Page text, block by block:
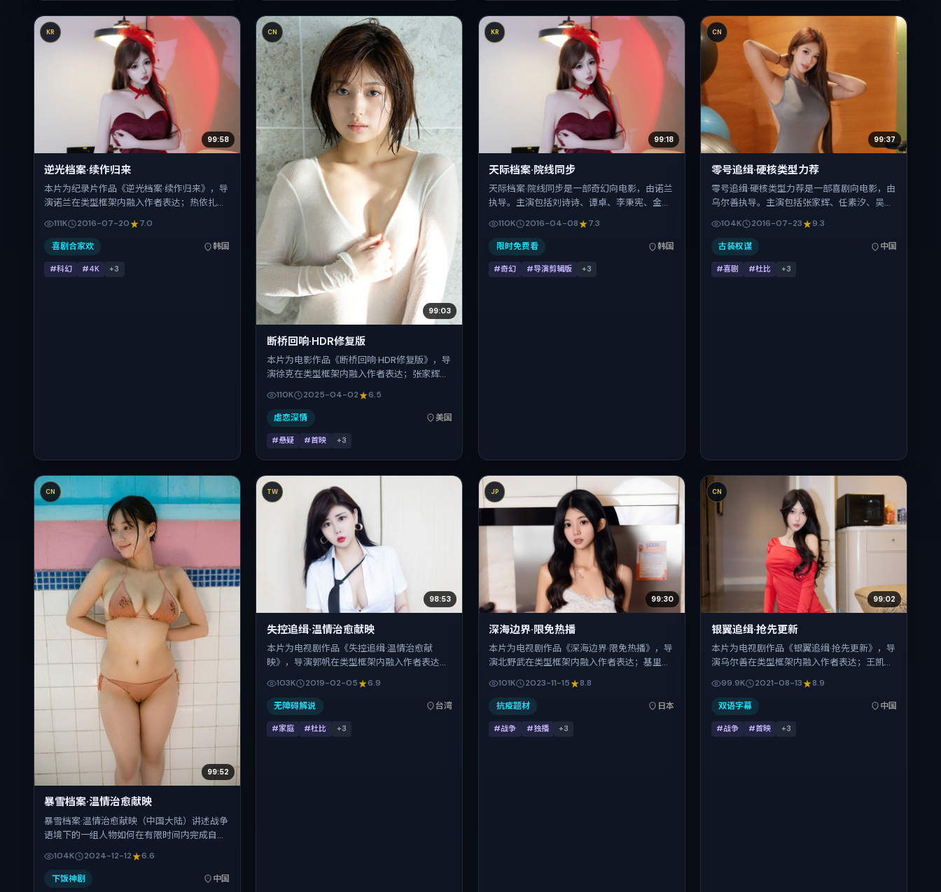
KR
99:58
逆光档案·续作归来
本片为纪录片作品《逆光档案·续作归来》，导
演诺兰在类型框架内融入作者表达；热依扎、
京在片中承担多重关系线。故事类型为科幻，
主拍摄地与出品背景为韩国。上映时间 2016
片113分钟，节奏张弛有度。
111K 2016-07-20 7.0
喜剧合家欢 韩国
#科幻 #4K +3
CN
99:03
断桥回响·HDR修复版
本片为电影作品《断桥回响·HDR修复版》，导
演徐克在类型框架内融入作者表达；张家辉、
故事类型为悬疑，主拍摄地与出品背景为美
国。上映时间 2025年4月2日（公映登记日
度。
110K 2025-04-02 6.5
虐恋深情 美国
#悬疑 #首映 +3
KR
99:18
天际档案·院线同步
天际档案·院线同步是一部奇幻向电影，由诺兰
执导。主演包括刘诗诗、谭卓、李秉宪、金城
档与观众见面，首映日期 2016-04-08，正片
时长102分钟。
110K 2016-04-08 7.3
限时免费看 韩国
#奇幻 #导演剪辑版 +3
CN
99:37
零号追缉·硬核类型力荐
零号追缉·硬核类型力荐是一部喜剧向电影，由
乌尔善执导。主演包括张家辉、任素汐、吴
行，2016年暑期档与观众见面，首映日期
2016-07-23，正片时长176分钟。
104K 2016-07-23 9.3
古装权谋 中国
#喜剧 #杜比 +3
CN
99:52
暴雪档案·温情治愈献映
暴雪档案·温情治愈献映（中国大陆）讲述战争
语境下的一组人物如何在有限时间内完成自我
麦康纳、长泽雅美、周迅、桂纶镁的表演层次
丰富。影片定于 2024-12-12 起陆续登陆院线
104K 2024-12-12 6.6
下饭神剧 中国
TW
98:53
失控追缉·温情治愈献映
本片为电视剧作品《失控追缉·温情治愈献
映》，导演郭帆在类型框架内融入作者表达；
重关系线。故事类型为家庭，主拍摄地与出品
背景为中国台湾。上映时间 2019年2月5日
节奏张弛有度。
103K 2019-02-05 6.9
无障碍解说 台湾
#家庭 #杜比 +3
JP
99:30
深海边界·限免热播
本片为电视剧作品《深海边界·限免热播》，导
演北野武在类型框架内融入作者表达；基里安·
关系线。故事类型为战争，主拍摄地与出品背
景为日本。上映时间 2023年11月15日（公映登
有度。
101K 2023-11-15 8.8
抗疫题材 日本
#战争 #独播 +3
CN
99:02
银翼追缉·抢先更新
本片为电视剧作品《银翼追缉·抢先更新》，导
演乌尔善在类型框架内融入作者表达；王凯、
担多重关系线。故事类型为战争，主拍摄地与
出品背景为中国大陆。上映时间 2021年8月13
钟，节奏张弛有度。
99.9K 2021-08-13 8.9
双语字幕 中国
#战争 #首映 +3